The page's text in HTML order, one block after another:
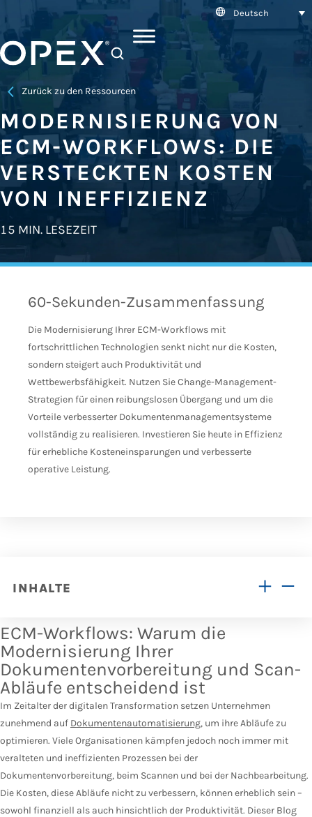
Deutsch
Zurück zu den Ressourcen
MODERNISIERUNG VON
ECM-WORKFLOWS: DIE
VERSTECKTEN KOSTEN
VON INEFFIZIENZ
15 MIN. LESEZEIT
60-Sekunden-Zusammenfassung
Die Modernisierung Ihrer ECM-Workflows mit
fortschrittlichen Technologien senkt nicht nur die Kosten,
sondern steigert auch Produktivität und
Wettbewerbsfähigkeit. Nutzen Sie Change-Management-
Strategien für einen reibungslosen Übergang und um die
Vorteile verbesserter Dokumentenmanagementsysteme
vollständig zu realisieren. Investieren Sie heute in Effizienz
für erhebliche Kosteneinsparungen und verbesserte
operative Leistung.
INHALTE
ECM-Workflows: Warum die
Modernisierung Ihrer
Dokumentenvorbereitung und Scan-
Abläufe entscheidend ist
Im Zeitalter der digitalen Transformation setzen Unternehmen
zunehmend auf Dokumentenautomatisierung, um ihre Abläufe zu
optimieren. Viele Organisationen kämpfen jedoch noch immer mit
veralteten und ineffizienten Prozessen bei der
Dokumentenvorbereitung, beim Scannen und bei der Nachbearbeitung.
Die Kosten, diese Abläufe nicht zu verbessern, können erheblich sein –
sowohl finanziell als auch hinsichtlich der Produktivität. Dieser Blog